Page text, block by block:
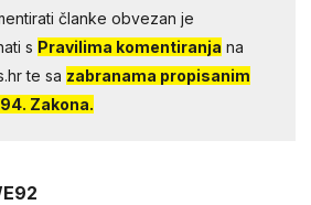
članke obvezan je
s Pravilima komentiranja na
te sa zabranama propisanim
Zakona.